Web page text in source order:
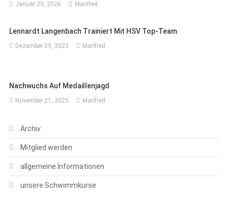
Januar 25, 2026 Manfred
Lennardt Langenbach Trainiert Mit HSV Top-Team
Dezember 29, 2023 Manfred
Nachwuchs Auf Medaillenjagd
November 21, 2025 Manfred
Archiv
Mitglied werden
allgemeine Informationen
unsere Schwimmkurse